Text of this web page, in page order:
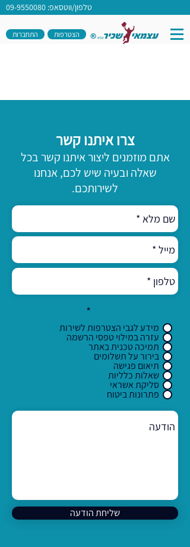
טלפון/ווטסאפ: 09-9550080
התחברות הצטרפות
צרו איתנו קשר
אתם מוזמנים ליצור איתנו קשר בכל
שאלה ובעיה שיש לכם, אנחנו
לשירותכם.
*
מידע לגבי הצטרפות לשירות
עזרה במילוי טפסי הרשמה
תמיכה טכנית באתר
בירור על תשלומים
תיאום פגישה
שאלות כלליות
סליקת אשראי
פתרונות ביטוח
שליחת הודעה